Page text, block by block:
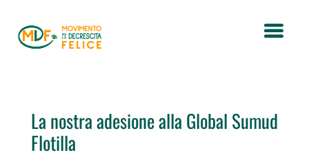
La nostra adesione alla Global Sumud
Flotilla